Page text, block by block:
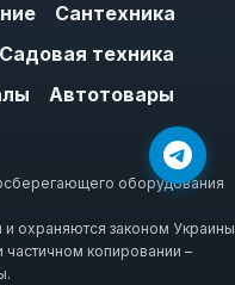
Сантехника
Садовая техника
Автотовары
оборудования
охраняются законом Украины
копировании –